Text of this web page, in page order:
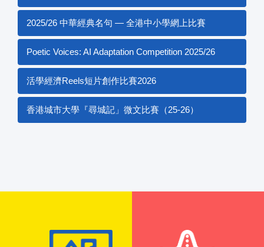
2025/26 中華經典名句 — 全港中小學網上比賽
Poetic Voices: AI Adaptation Competition 2025/26
活學經濟Reels短片創作比賽2026
香港城市大學『尋城記」微文比賽（25-26）